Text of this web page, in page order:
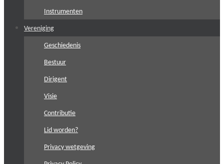
Instrumenten
Vereniging
Geschiedenis
Bestuur
Dirigent
Visie
Contributie
Lid worden?
Privacy wetgeving